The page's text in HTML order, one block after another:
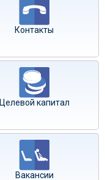
Контакты
Целевой капитал
Вакансии